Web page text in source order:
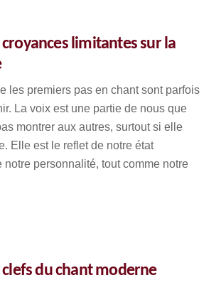
croyances limitantes sur la
les premiers pas en chant sont parfois
La voix est une partie de nous que
montrer aux autres, surtout si elle
Elle est le reflet de notre état
notre personnalité, tout comme notre
clefs du chant moderne